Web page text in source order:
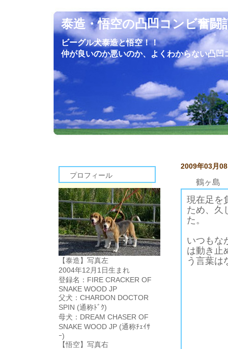
泰造・悟空の凸凹コンビ奮闘
ビーグル犬泰造と悟空！！
仲が良いのか悪いのか、よくわからない凸凹
プロフィール
【泰造】写真左
2004年12月1日生まれ
登録名：FIRE CRACKER OF
SNAKE WOOD JP
父犬：CHARDON DOCTOR
SPIN (通称ﾄﾞｸ)
母犬：DREAM CHASER OF
SNAKE WOOD JP (通称ﾁｪｲｻ
ｰ)
【悟空】写真右
2009年03月
鶴ヶ島
現在足を
ため、久
た。
いつもな
は動き止
う言葉は